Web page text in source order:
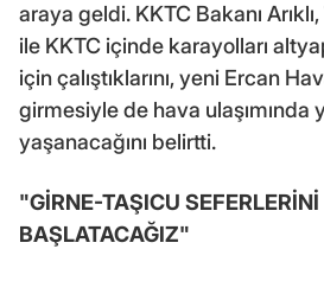
araya geldi. KKTC Bakanı Arıklı,
ile KKTC içinde karayolları
için çalıştıklarını, yeni Ercan
girmesiyle de hava ulaşımında
yaşanacağını belirtti.
"GİRNE-TAŞICU SEFERLERİNİ
BAŞLATACAĞIZ"